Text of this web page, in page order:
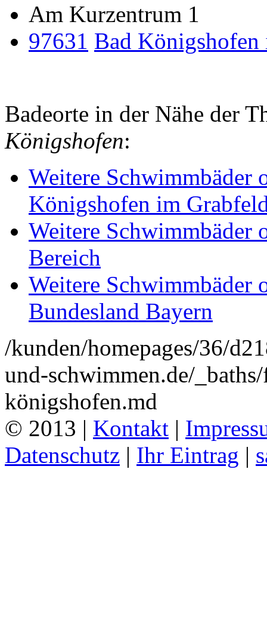
Am Kurzentrum 1
97631 Bad
Badeorte in der Nähe der
Königshofen:
Weitere Schwimmbäder
Königshofen im
Weitere Schwimmbäder
Bereich
Weitere Schwimmbäder
Bundesland Bayern
/kunden/homepages/36/
und-schwimmen.de/
königshofen.md
© 2013 | Kontakt |
Datenschutz | Ihr Eintrag |